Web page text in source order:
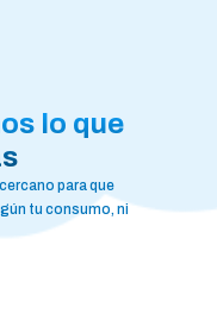
lo que
para que
tu consumo, ni